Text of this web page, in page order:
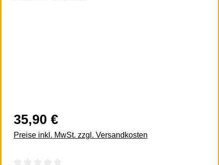
35,90 €
Preise inkl. MwSt. zzgl. Versandkosten